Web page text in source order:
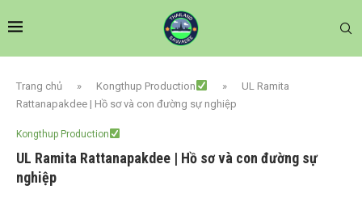
Trang chủ » Kongthup Production »
UL Ramita
Rattanapakdee | Hồ sơ và con đường sự nghiệp
Kongthup Production
UL Ramita Rattanapakdee | Hồ sơ và con đường sự
nghiệp